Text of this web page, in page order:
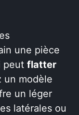
une pièce
peut flatter
un modèle
un léger
latérales ou